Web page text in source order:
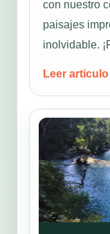
con nuestro
paisajes
inolvidable.
Leer